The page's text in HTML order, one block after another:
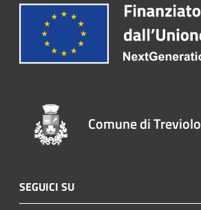
Comune di Treviolo
SEGUICI SU